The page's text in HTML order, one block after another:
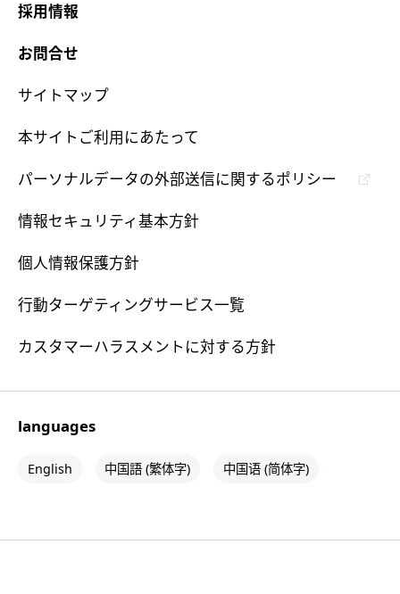
採用情報
お問合せ
サイトマップ
本サイトご利用にあたって
パーソナルデータの外部送信に関するポリシー
情報セキュリティ基本方針
個人情報保護方針
行動ターゲティングサービス一覧
カスタマーハラスメントに対する方針
languages
English 中国語 (繁体字) 中国语 (简体字)